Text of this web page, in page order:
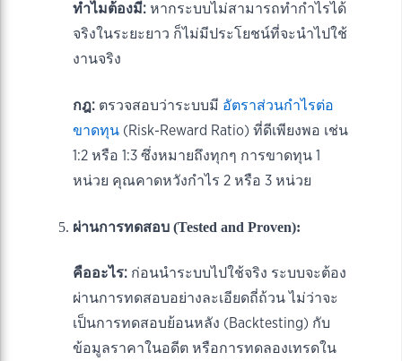
ทำไมต้องมี: หากระบบไม่สามารถทำกำไรได้
จริงในระยะยาว ก็ไม่มีประโยชน์ที่จะนำไปใช้
งานจริง
กฎ: ตรวจสอบว่าระบบมี อัตราส่วนกำไรต่อ
ขาดทุน (Risk-Reward Ratio) ที่ดีเพียงพอ เช่น
1:2 หรือ 1:3 ซึ่งหมายถึงทุกๆ การขาดทุน 1
หน่วย คุณคาดหวังกำไร 2 หรือ 3 หน่วย
ผ่านการทดสอบ (Tested and Proven):
คืออะไร: ก่อนนำระบบไปใช้จริง ระบบจะต้อง
ผ่านการทดสอบอย่างละเอียดถี่ถ้วน ไม่ว่าจะ
เป็นการทดสอบย้อนหลัง (Backtesting) กับ
ข้อมูลราคาในอดีต หรือการทดลองเทรดใน